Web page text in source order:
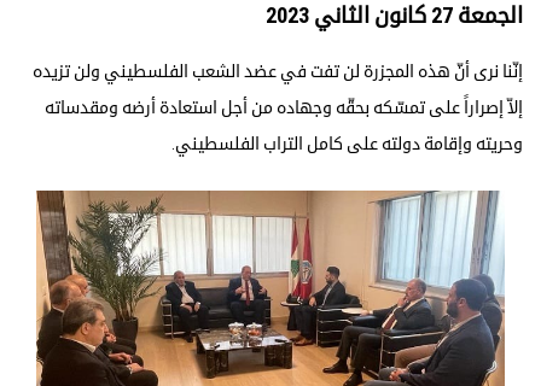
الجمعة 27 كانون الثاني 2023
إنّنا نرى أنّ هذه المجزرة لن تفت في عضد الشعب الفلسطيني ولن تزيده
إلاّ إصراراً على تمسّكه بحقّه وجهاده من أجل استعادة أرضه ومقدساته
وحريته وإقامة دولته على كامل التراب الفلسطيني.